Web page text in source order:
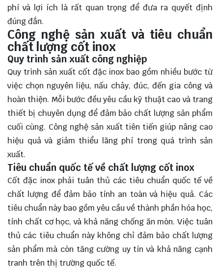
phí và lợi ích là rất quan trọng để đưa ra quyết định
đúng đắn.
Công nghệ sản xuất và tiêu chuẩn
chất lượng cốt inox
Quy trình sản xuất công nghiệp
Quy trình sản xuất cốt đặc inox bao gồm nhiều bước từ
việc chọn nguyên liệu, nấu chảy, đúc, đến gia công và
hoàn thiện. Mỗi bước đều yêu cầu kỹ thuật cao và trang
thiết bị chuyên dụng để đảm bảo chất lượng sản phẩm
cuối cùng. Công nghệ sản xuất tiên tiến giúp nâng cao
hiệu quả và giảm thiểu lãng phí trong quá trình sản
xuất.
Tiêu chuẩn quốc tế về chất lượng cốt inox
Cốt đặc inox phải tuân thủ các tiêu chuẩn quốc tế về
chất lượng để đảm bảo tính an toàn và hiệu quả. Các
tiêu chuẩn này bao gồm yêu cầu về thành phần hóa học,
tính chất cơ học, và khả năng chống ăn mòn. Việc tuân
thủ các tiêu chuẩn này không chỉ đảm bảo chất lượng
sản phẩm mà còn tăng cường uy tín và khả năng cạnh
tranh trên thị trường quốc tế.